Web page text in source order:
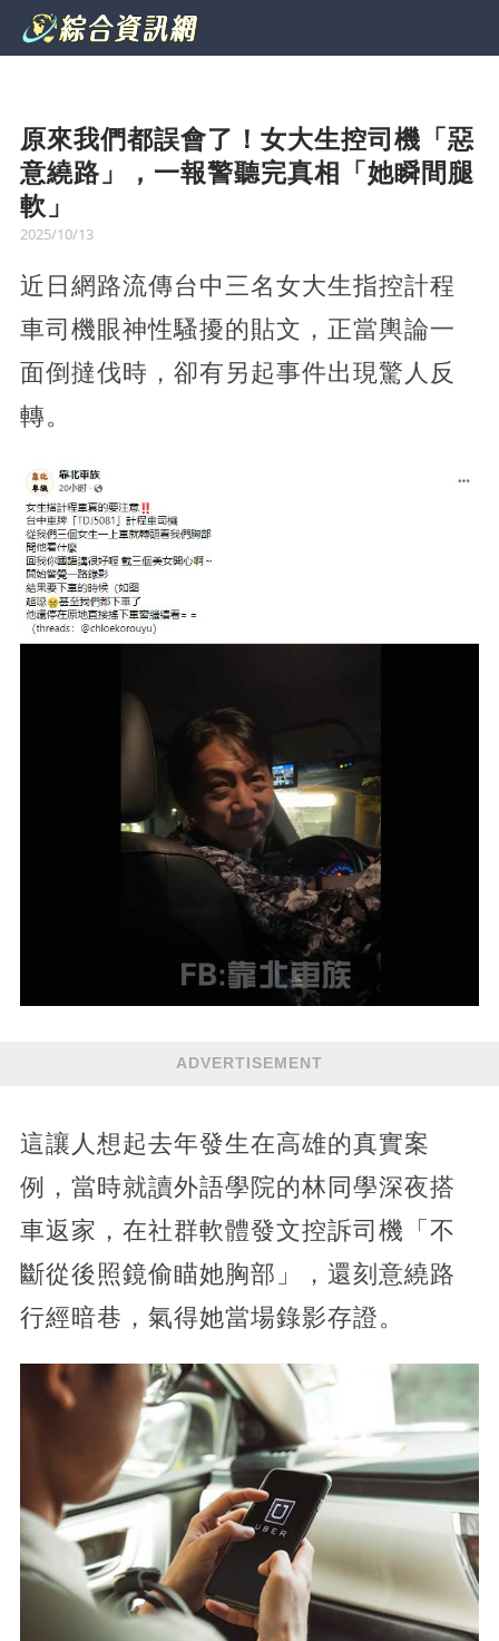
原來我們都誤會了！女大生控司機「惡
意繞路」，一報警聽完真相「她瞬間腿
軟」
2025/10/13
近日網路流傳台中三名女大生指控計程
車司機眼神性騷擾的貼文，正當輿論一
面倒撻伐時，卻有另起事件出現驚人反
轉。
ADVERTISEMENT
這讓人想起去年發生在高雄的真實案
例，當時就讀外語學院的林同學深夜搭
車返家，在社群軟體發文控訴司機「不
斷從後照鏡偷瞄她胸部」，還刻意繞路
行經暗巷，氣得她當場錄影存證。